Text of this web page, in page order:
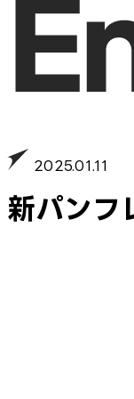
2025.01.11
新パンフ